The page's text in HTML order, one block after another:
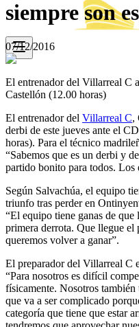
siempre son
07/12/2016
El entrenador del Villarreal C
Castellón (12.00 horas)
El entrenador del Villarreal C,
derbi de este jueves ante el
horas). Para el técnico
“Sabemos que es un derbi y
partido bonito para todos. Los
Según Salvachúa, el equipo
triunfo tras perder en
“El equipo tiene ganas de
primera derrota. Que llegue el
queremos volver a ganar”.
El preparador del Villarreal C
“Para nosotros es difícil
físicamente. Nosotros también
que va a ser complicado
categoría que tiene que estar